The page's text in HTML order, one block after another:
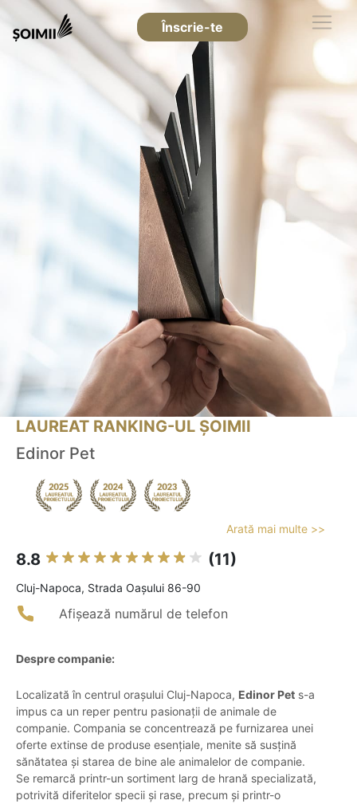
Înscrie-te
LAUREAT RANKING-UL ȘOIMII
Edinor Pet
Arată mai multe >>
8.8 (11)
Cluj-Napoca, Strada Oașului 86-90
Afișează numărul de telefon
Despre companie:
Localizată în centrul orașului Cluj-Napoca, Edinor Pet s-a
impus ca un reper pentru pasionații de animale de
companie. Compania se concentrează pe furnizarea unei
oferte extinse de produse esențiale, menite să susțină
sănătatea și starea de bine ale animalelor de companie.
Se remarcă printr-un sortiment larg de hrană specializată,
potrivită diferitelor specii și rase, precum și printr-o